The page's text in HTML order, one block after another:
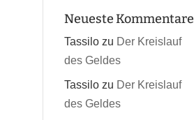
Neueste Kommentare
Tassilo zu Der Kreislauf
des Geldes
Tassilo zu Der Kreislauf
des Geldes